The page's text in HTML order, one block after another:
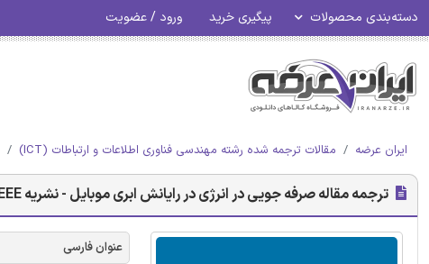
دسته‌بندی محصولات پیگیری خرید ورود / عضویت
ایران عرضه مقالات ترجمه شده رشته مهندسی فناوری اطلاعات و ارتباطات (ICT)
ترجمه مقاله صرفه جویی در انرژی در رایانش ابری موبایل - نشریه IEEE
عنوان فارسی